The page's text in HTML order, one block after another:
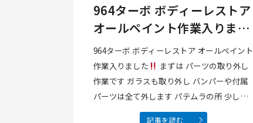
964ターボ ボディーレストア
オールペイント作業入りまし
た
964ターボ ボディーレストア オールペイント
作業入りました
まずは パーツの取り外し
作業です ガラスも取り外し バンパーや付属
パーツは全て外します パテムラの所 少し削
ってみましたが パテがこんもりで 下地作る
記事を読む